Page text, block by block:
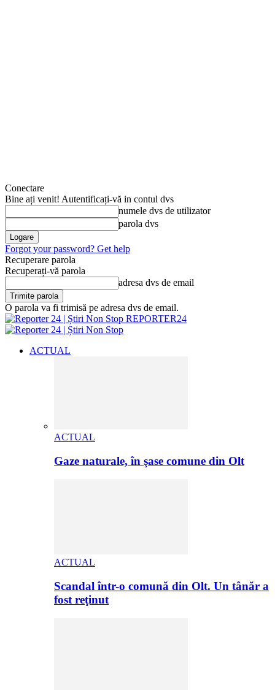
Conectare
Bine ați venit! Autentificați-vă in contul dvs
numele dvs de utilizator
parola dvs
Forgot your password? Get help
Recuperare parola
Recuperați-vă parola
adresa dvs de email
O parola va fi trimisă pe adresa dvs de email.
REPORTER24
ACTUAL
ACTUAL
Gaze naturale, în şase comune din Olt
ACTUAL
Scandal într-o comună din Olt. Un tânăr a
fost reţinut